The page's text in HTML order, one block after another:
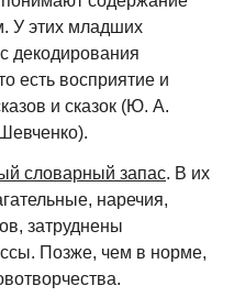
У этих младших
декодирования
есть восприятие и
и сказок (Ю. А.
словарный запас. В их
наречия,
затруднены
Позже, чем в норме,